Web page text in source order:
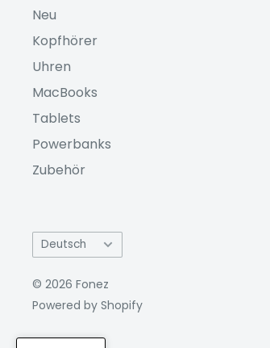
Neu
Kopfhörer
Uhren
MacBooks
Tablets
Powerbanks
Zubehör
Sprache
Deutsch
© 2026 Fonez
Powered by Shopify